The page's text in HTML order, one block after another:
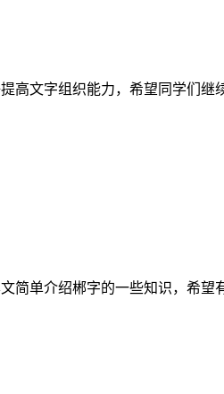
高文字组织能力，希望同学们继
简单介绍郴字的一些知识，希望